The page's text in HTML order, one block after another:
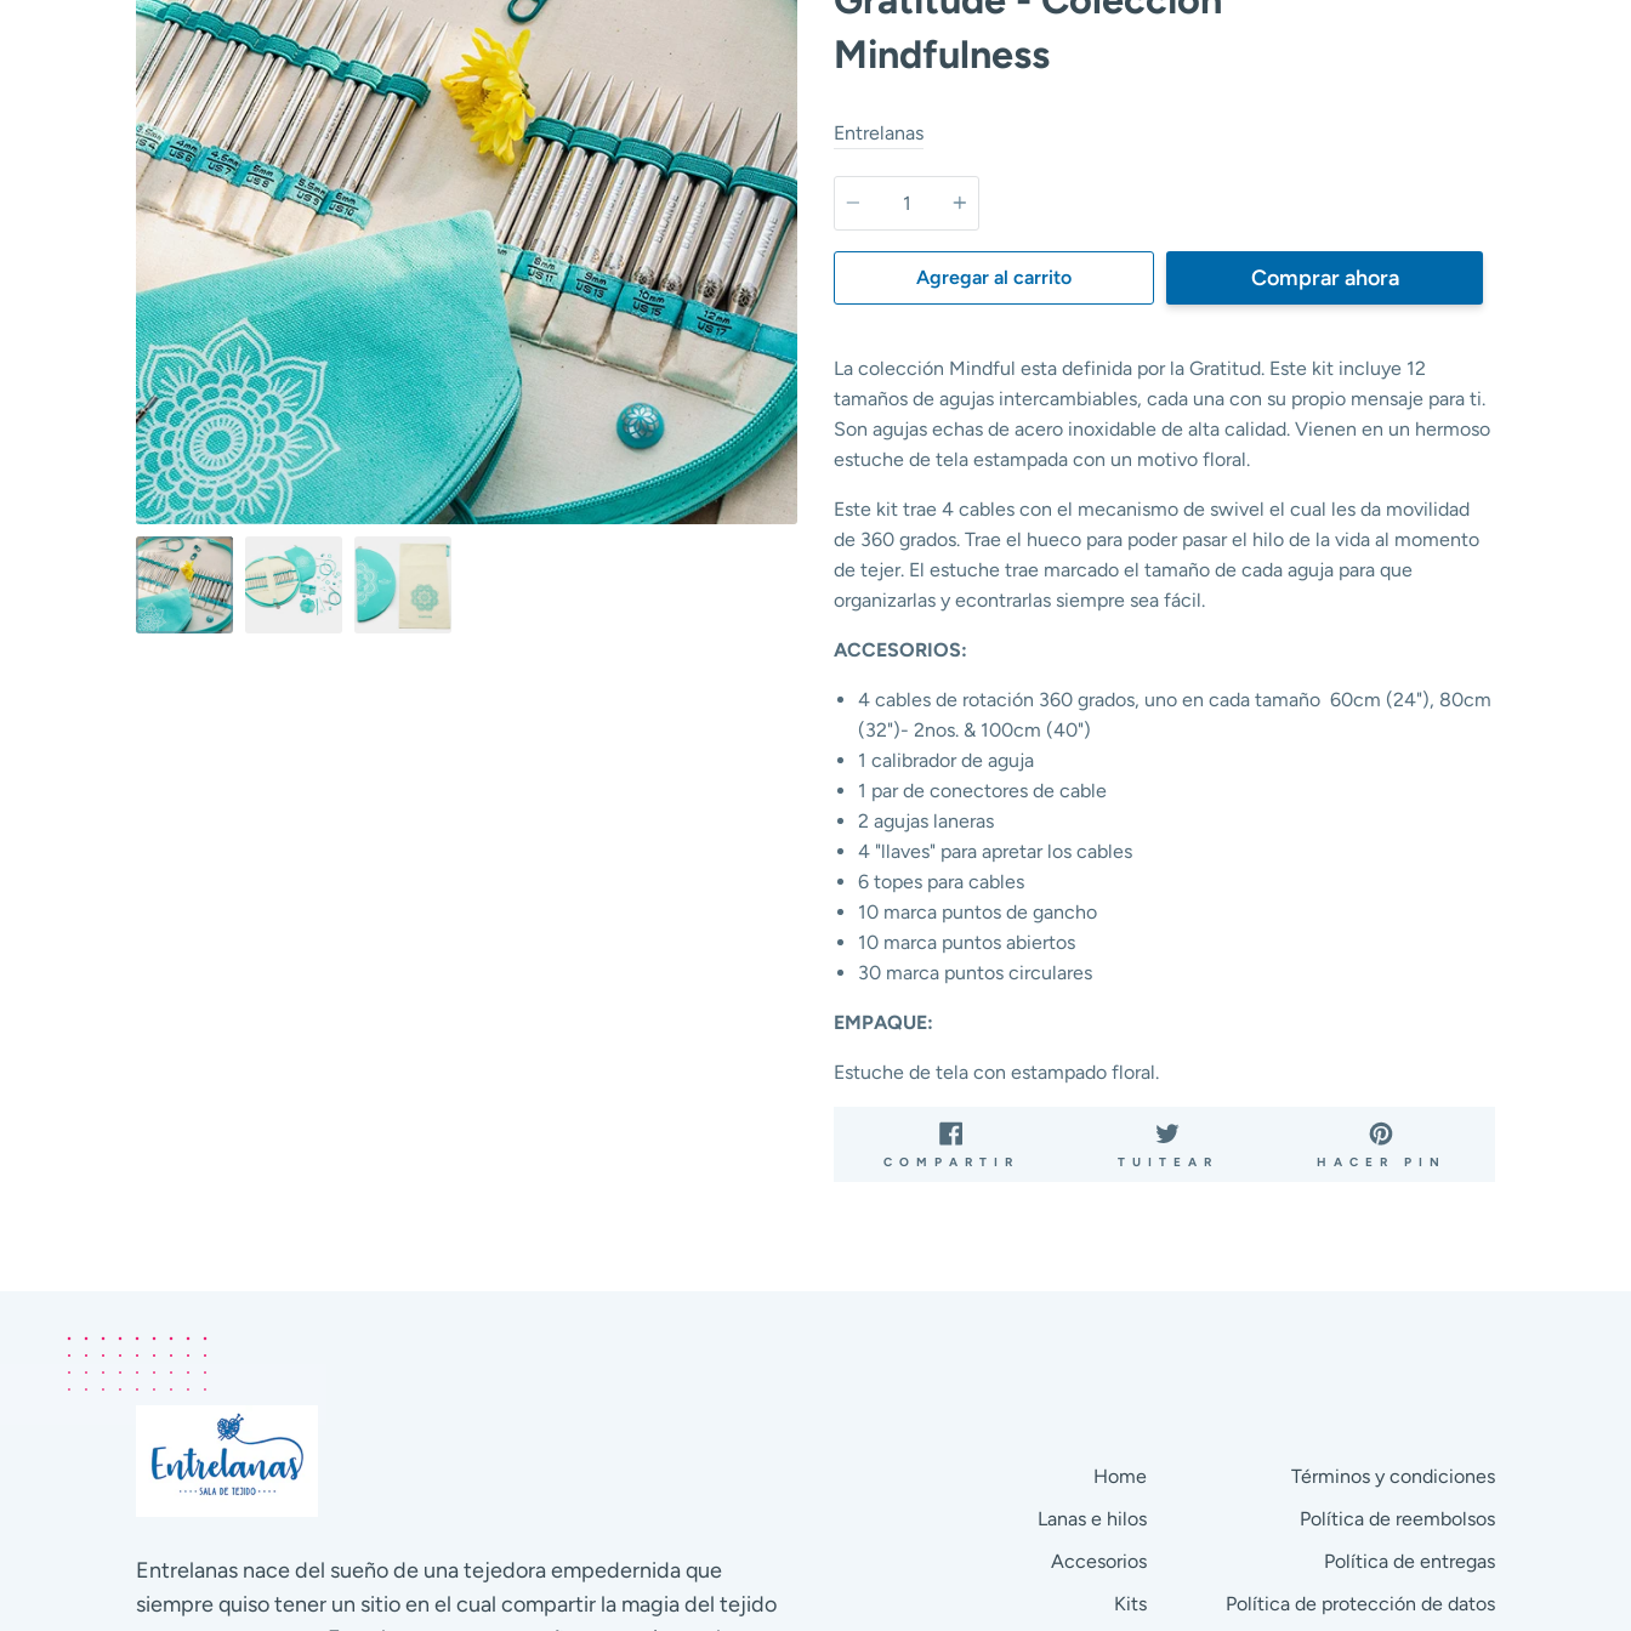
Mindfulness
Entrelanas
Cantidad
Agregar al carrito Comprar ahora
La colección Mindful esta definida por la Gratitud. Este kit incluye 12
tamaños de agujas intercambiables, cada una con su propio mensaje para ti.
Son agujas echas de acero inoxidable de alta calidad. Vienen en un hermoso
estuche de tela estampada con un motivo floral.
Este kit trae 4 cables con el mecanismo de swivel el cual les da movilidad
de 360 grados. Trae el hueco para poder pasar el hilo de la vida al momento
de tejer. El estuche trae marcado el tamaño de cada aguja para que
organizarlas y econtrarlas siempre sea fácil.
ACCESORIOS:
4 cables de rotación 360 grados, uno en cada tamaño 60cm (24"), 80cm
(32")- 2nos. & 100cm (40")
1 calibrador de aguja
1 par de conectores de cable
2 agujas laneras
4 "llaves" para apretar los cables
6 topes para cables
10 marca puntos de gancho
10 marca puntos abiertos
30 marca puntos circulares
EMPAQUE:
Estuche de tela con estampado floral.
COMPARTIR
COMPARTIRTUITEAR
TUITEARHACER PIN
Entrelanas nace del sueño de una tejedora empedernida que
siempre quiso tener un sitio en el cual compartir la magia del tejido
Home
Lanas e hilos
Accesorios
Kits
Términos y condiciones
Política de reembolsos
Política de entregas
Política de protección de datos